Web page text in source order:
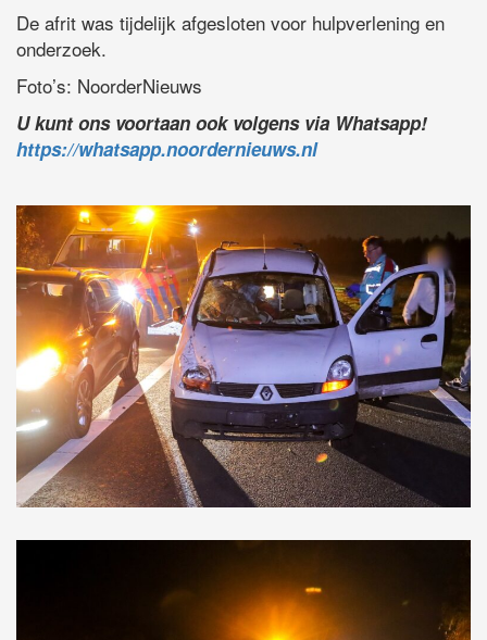
De afrit was tijdelijk afgesloten voor hulpverlening en
onderzoek.
Foto’s: NoorderNieuws
U kunt ons voortaan ook volgens via Whatsapp!
https://whatsapp.noordernieuws.nl